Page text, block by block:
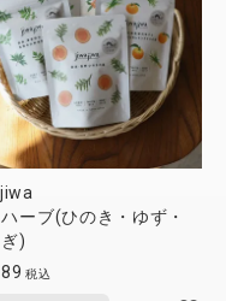
ーブ(ひのき・ゆず・
)
税込